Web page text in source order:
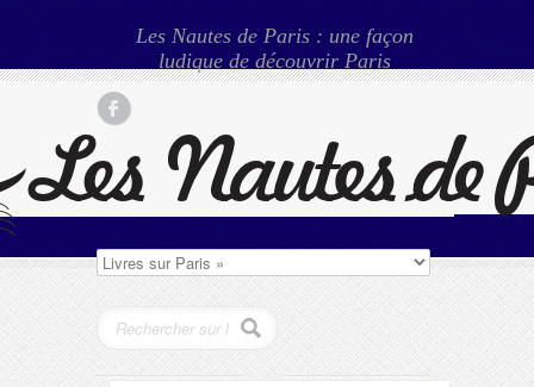
Les Nautes de Paris : une façon
ludique de découvrir Paris